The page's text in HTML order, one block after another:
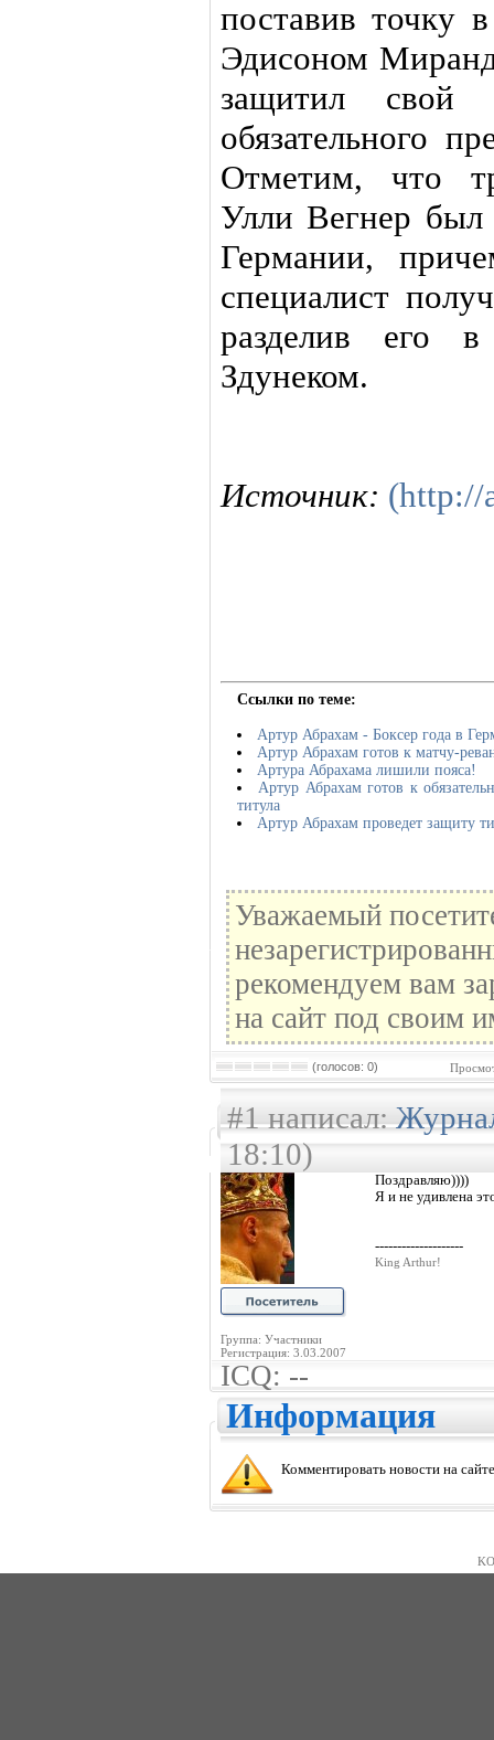
поставив точку
Эдисоном
защитил
обязательного
Отметим, что
Улли Вегнер был
Германии,
специалист
разделив его
Здунеком.
Источник: (http://
Ссылки по теме:
Артур Абрахам - Боксер года в
Артур Абрахам готов к матчу-
Артура Абрахама лишили пояса!
Артур Абрахам готов к
титула
Артур Абрахам проведет защиту
Уважаемый
рекомендуем вам
на сайт под своим
(голосов: 0)
#1 написал:
18:10)
Группа: Участники
Регистрация: 3.03.2007
Поздравляю))))
Я и не удивлена
--------------------
King Arthur!
ICQ: --
Информация
Комментировать новости на